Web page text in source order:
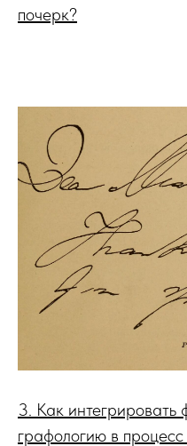
почерк?
3. Как интегрировать
графологию в процесс